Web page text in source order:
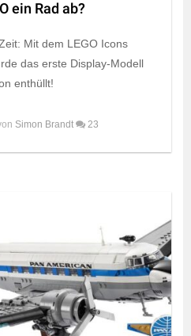
ein Rad ab?
Mit dem LEGO Icons
das erste Display-Modell
enthüllt!
Simon Brandt 23